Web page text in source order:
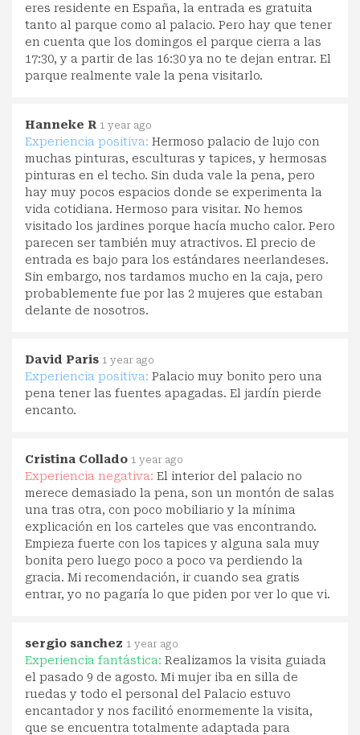
eres residente en España, la entrada es gratuita
tanto al parque como al palacio. Pero hay que tener
en cuenta que los domingos el parque cierra a las
17:30, y a partir de las 16:30 ya no te dejan entrar. El
parque realmente vale la pena visitarlo.
Hanneke R 1 year ago
Experiencia positiva: Hermoso palacio de lujo con
muchas pinturas, esculturas y tapices, y hermosas
pinturas en el techo. Sin duda vale la pena, pero
hay muy pocos espacios donde se experimenta la
vida cotidiana. Hermoso para visitar. No hemos
visitado los jardines porque hacía mucho calor. Pero
parecen ser también muy atractivos. El precio de
entrada es bajo para los estándares neerlandeses.
Sin embargo, nos tardamos mucho en la caja, pero
probablemente fue por las 2 mujeres que estaban
delante de nosotros.
David Paris 1 year ago
Experiencia positiva: Palacio muy bonito pero una
pena tener las fuentes apagadas. El jardín pierde
encanto.
Cristina Collado 1 year ago
Experiencia negativa: El interior del palacio no
merece demasiado la pena, son un montón de salas
una tras otra, con poco mobiliario y la mínima
explicación en los carteles que vas encontrando.
Empieza fuerte con los tapices y alguna sala muy
bonita pero luego poco a poco va perdiendo la
gracia. Mi recomendación, ir cuando sea gratis
entrar, yo no pagaría lo que piden por ver lo que vi.
sergio sanchez 1 year ago
Experiencia fantástica: Realizamos la visita guiada
el pasado 9 de agosto. Mi mujer iba en silla de
ruedas y todo el personal del Palacio estuvo
encantador y nos facilitó enormemente la visita,
que se encuentra totalmente adaptada para